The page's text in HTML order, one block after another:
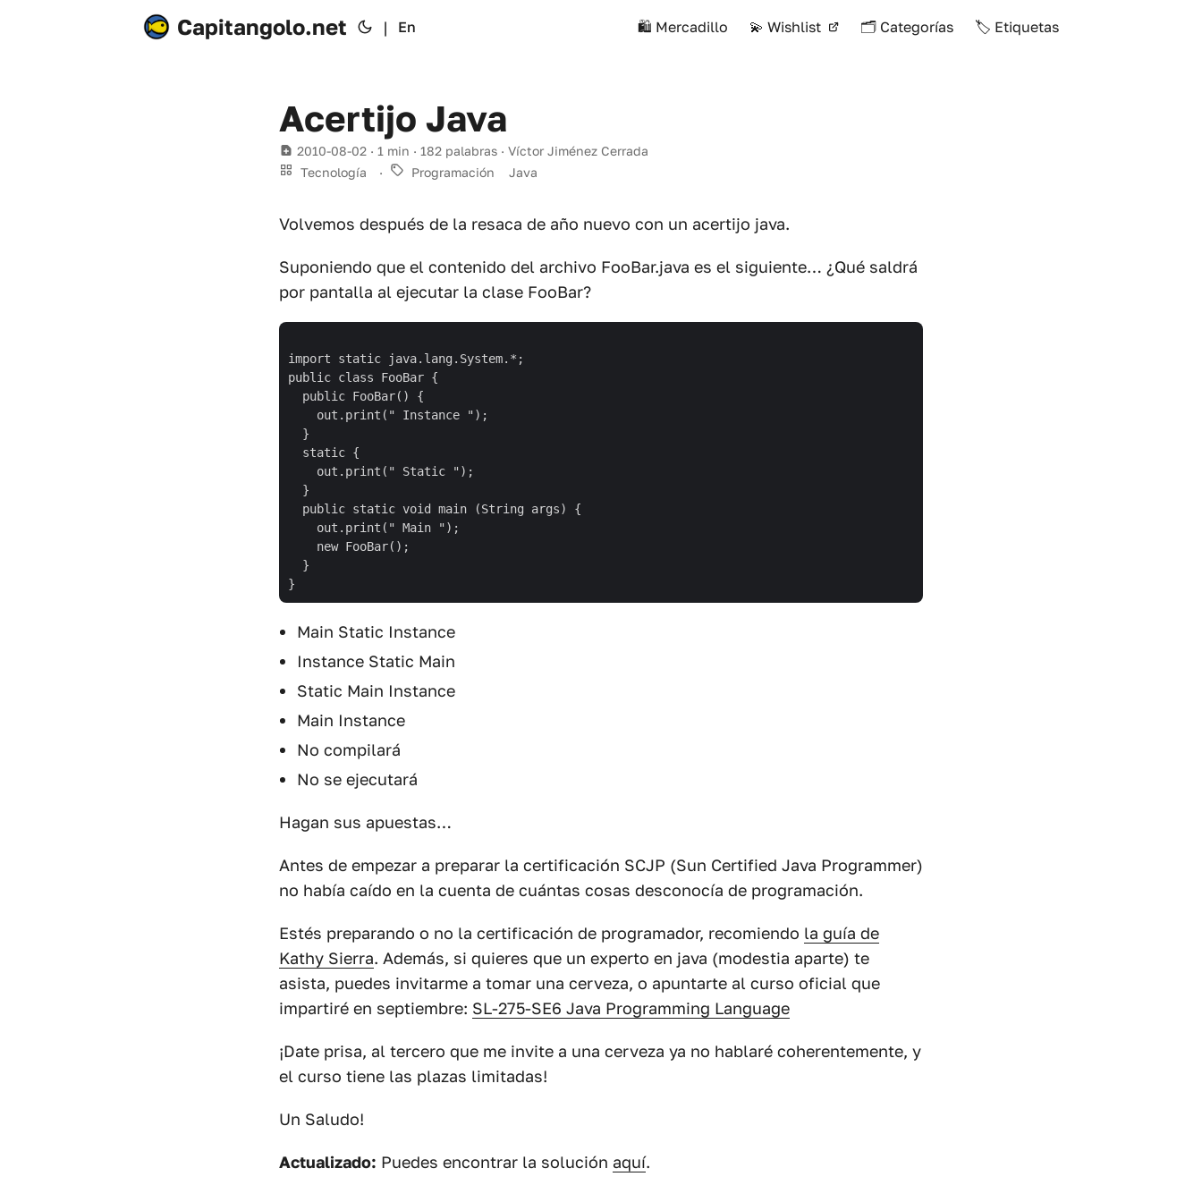
Capitangolo.net | En 🛍️ Mercadillo 💫 Wishlist 🗂️ Categorías 🏷️ Etiquetas
Acertijo Java
2010-08-02 · 1 min · 182 palabras · Víctor Jiménez Cerrada
Tecnología
· Programación Java
Volvemos después de la resaca de año nuevo con un acertijo java.
Suponiendo que el contenido del archivo FooBar.java es el siguiente… ¿Qué saldrá
por pantalla al ejecutar la clase FooBar?
import static java.lang.System.*;
public class FooBar {
  public FooBar() {
    out.print(" Instance ");
  }
  static {
    out.print(" Static ");
  }
  public static void main (String args) {
    out.print(" Main ");
    new FooBar();
  }
Main Static Instance
Instance Static Main
Static Main Instance
Main Instance
No compilará
No se ejecutará
Hagan sus apuestas…
Antes de empezar a preparar la certificación SCJP (Sun Certified Java Programmer)
no había caído en la cuenta de cuántas cosas desconocía de programación.
Estés preparando o no la certificación de programador, recomiendo la guía de
Kathy Sierra. Además, si quieres que un experto en java (modestia aparte) te
asista, puedes invitarme a tomar una cerveza, o apuntarte al curso oficial que
impartiré en septiembre: SL-275-SE6 Java Programming Language
¡Date prisa, al tercero que me invite a una cerveza ya no hablaré coherentemente, y
el curso tiene las plazas limitadas!
Un Saludo!
Actualizado: Puedes encontrar la solución aquí.